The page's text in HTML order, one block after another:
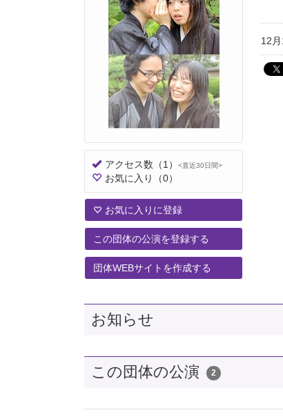
アクセス数 （1） <直近30日間>
お気に入り （0）
お気に入りに登録
この団体の公演を登録する
団体WEBサイトを作成する
12
お知らせ
この団体の公演 2